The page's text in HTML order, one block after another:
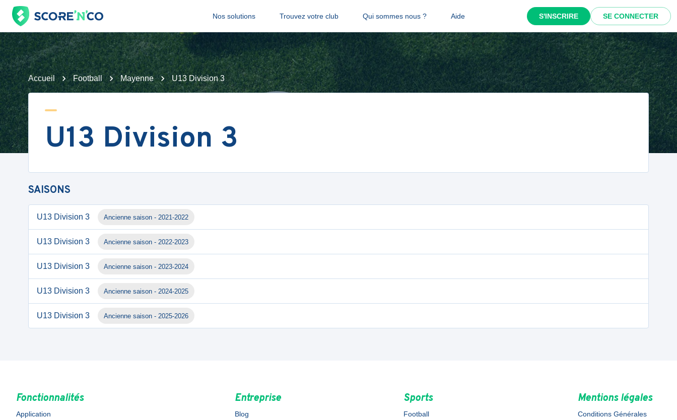
Nos solutions Trouvez votre club Qui sommes nous ? Aide S'INSCRIRE SE CONNECTER
Accueil Football Mayenne U13 Division 3
U13 Division 3
SAISONS
U13 Division 3 Ancienne saison - 2021-2022
U13 Division 3 Ancienne saison - 2022-2023
U13 Division 3 Ancienne saison - 2023-2024
U13 Division 3 Ancienne saison - 2024-2025
U13 Division 3 Ancienne saison - 2025-2026
Fonctionnalités
Application
Entreprise
Blog
Sports
Football
Mentions légales
Conditions Générales